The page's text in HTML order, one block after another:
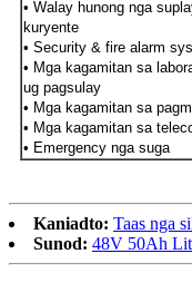
• Walay hunong nga
kuryente
• Security & fire alarm
• Mga kagamitan sa
ug pagsulay
• Mga kagamitan sa
• Mga kagamitan sa
• Emergency nga suga
Kaniadto: Taas nga
Sunod: 48V 50Ah